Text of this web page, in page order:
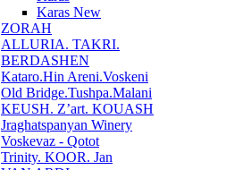
Karas New
ZORAH
ALLURIA. TAKRI.
BERDASHEN
Kataro.Hin Areni.Voskeni
Old Bridge.Tushpa.Malani
KEUSH. Z’art. KOUASH
Jraghatspanyan Winery
Voskevaz - Qotot
Trinity. KOOR. Jan